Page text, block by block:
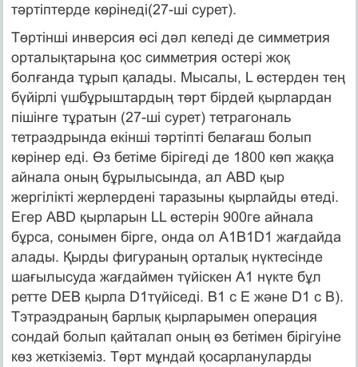
тәртiптерде көрiнедi(27-шi сурет).
Төртiншi инверсия өсi дәл келеді де симметрия
орталықтарына қос симметрия остері жоқ
болғанда тұрып қалады. Мысалы, L өстерден тең
бүйiрлi үшбұрыштардың төрт бiрдей қырлардан
пiшiнге тұратын (27-шi сурет) тетрагональ
тетраэдрында екiншi тәртiптi белағаш болып
көрiнер едi. Өз бетіме бірігеді де 1800 көп жаққа
айнала оның бұрылысында, ал ABD қыр
жергiлiктi жерлерденi таразыны қырлайды өтеді.
Егер ABD қырларын LL өстерін 900ге айнала
бұрса, сонымен бiрге, онда ол A1B1D1 жағдайда
алады. Қырды фигураның орталық нүктесiнде
шағылысуда жағдаймен түйiскен A1 нүкте бұл
ретте DEB қырла D1түйiседi. B1 c E және D1 c B).
Тэтраэдраның барлық қырларымен операция
сондай болып қайталап оның өз бетімен бірігуіне
көз жеткiземiз. Төрт мұндай қосарлануларды